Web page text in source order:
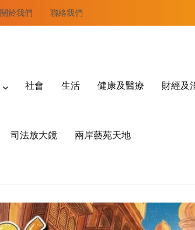
關於我們 聯絡我們
社會 生活 健康及醫療 財經及
司法放大鏡 兩岸藝苑天地